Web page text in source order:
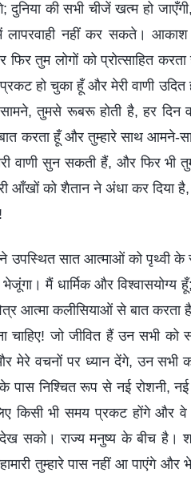
दुनिया की सभी चीजें खत्म हो
लापरवाही नहीं कर सकते।
फिर तुम लोगों को प्रोत्साहित
हो चुका हूँ और मेरी वाणी
तुमसे रूबरू होती है, हर
करता हूँ और तुम्हारे साथ आमने-
वाणी सुन सकती हैं, और फिर भी
आँखों को शैतान ने अंधा कर
उपस्थित सात आत्माओं को पृथ्वी
मैं धार्मिक और विश्वासयोग्य
आत्मा कलीसियाओं से बात
चाहिए! जो जीवित हैं उन सभी
मेरे वचनों पर ध्यान देंगे, उन सभी
निश्चित रूप से नई रोशनी, नई
किसी भी समय प्रकट होंगे और
देख सको। राज्य मनुष्य के बीच
तुम्हारे पास नहीं आ पाएंगे